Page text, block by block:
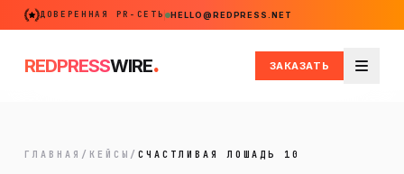
ДОВЕРЕННАЯ PR-СЕТЬ HELLO@REDPRESS.NET
REDPRESSWIRE. ЗАКАЗАТЬ
Меню
ГЛАВНАЯ / КЕЙСЫ / СЧАСТЛИВАЯ ЛОШАДЬ 10